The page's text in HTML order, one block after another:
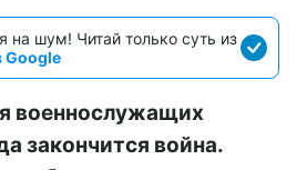
на шум! Читай только суть из
Google
военнослужащих
закончится война.